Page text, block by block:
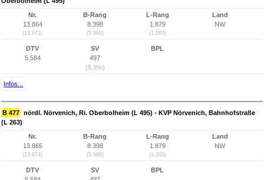
Nr.
13.864
(13.873)
B-Rang
8.398
(5.998)
L-Rang
1.879
(1.293)
Land
NW
DTV
5.584
SV
497
(8,9%)
BPL
Infos...
B 477 nördl. Nörvenich, Ri. Oberbolheim (L 495) - KVP Nörvenich, Bahnhofstraße
(L 263)
Nr.
13.865
(13.874)
B-Rang
8.398
(5.998)
L-Rang
1.879
(1.293)
Land
NW
DTV
SV
BPL